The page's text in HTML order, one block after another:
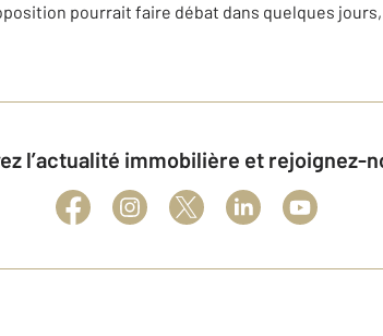
pourrait faire débat dans quelques jours,
l’actualité immobilière et rejoignez-